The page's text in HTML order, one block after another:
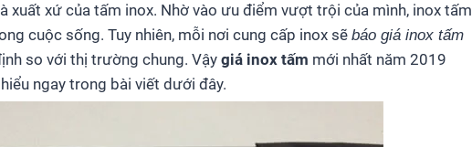
xuất xứ của tấm inox. Nhờ vào ưu điểm vượt trội của mình, inox tấm
cuộc sống. Tuy nhiên, mỗi nơi cung cấp inox sẽ báo giá inox tấm
so với thị trường chung. Vậygiá inox tấm mới nhất năm 2019
ngay trong bài viết dưới đây.